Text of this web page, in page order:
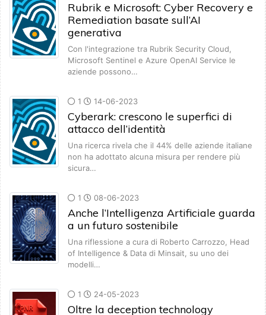
Rubrik e Microsoft: Cyber Recovery e
Remediation basate sull’AI
generativa
Con l'integrazione tra Rubrik Security Cloud,
Microsoft Sentinel e Azure OpenAI Service le
aziende possono…
1 14-06-2023
Cyberark: crescono le superfici di
attacco dell’identità
Una ricerca rivela che il 44% delle aziende italiane
non ha adottato alcuna misura per rendere più
sicura…
1 08-06-2023
Anche l’Intelligenza Artificiale guarda
a un futuro sostenibile
Una riflessione a cura di Roberto Carrozzo, Head
of Intelligence & Data di Minsait, su uno dei
modelli…
1 24-05-2023
Oltre la deception technology